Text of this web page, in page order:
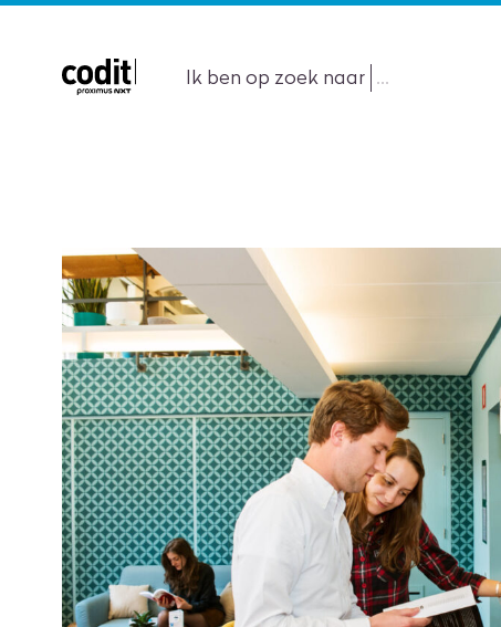
Ik ben op zoek naar ...